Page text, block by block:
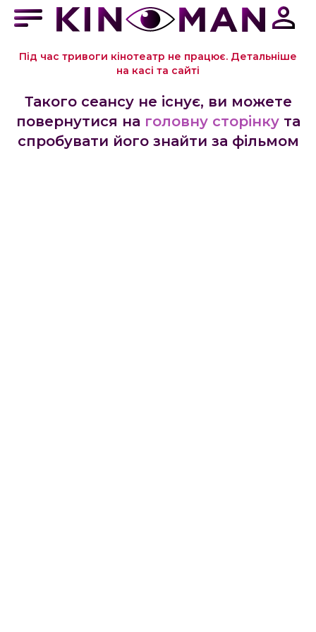
Під час тривоги кінотеатр не працює. Детальніше
на касі та сайті
Такого сеансу не існує, ви можете
повернутися на головну сторінку та
спробувати його знайти за фільмом